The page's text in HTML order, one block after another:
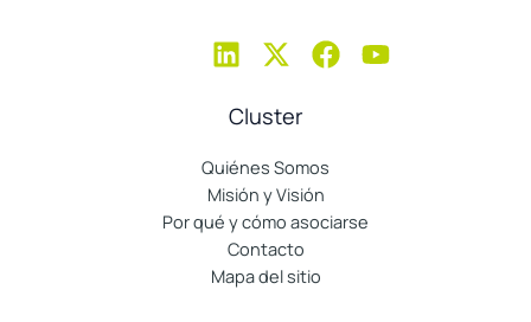
Cluster
Quiénes Somos
Misión y Visión
Por qué y cómo asociarse
Contacto
Mapa del sitio